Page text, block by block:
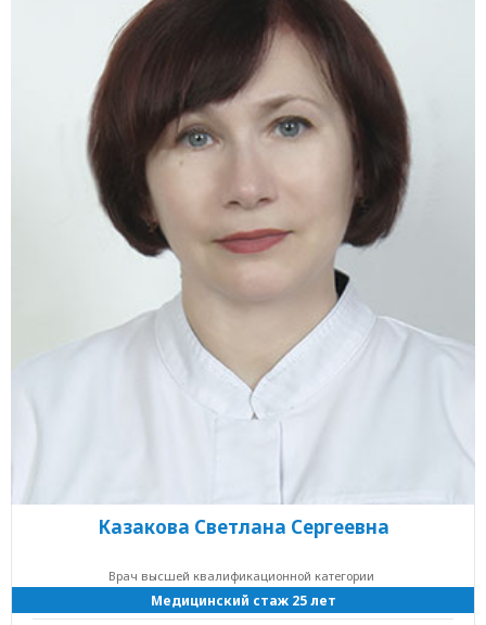
Казакова Светлана Сергеевна
Врач высшей квалификационной категории
Медицинский стаж 25 лет